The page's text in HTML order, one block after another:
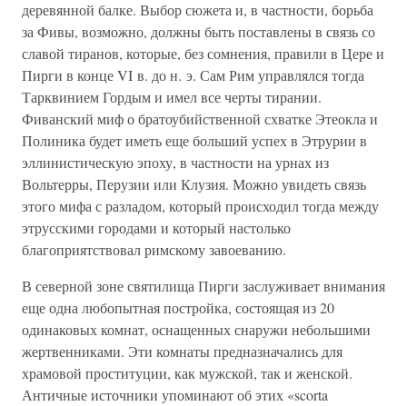
деревянной балке. Выбор сюжета и, в частности, борьба
за Фивы, возможно, должны быть поставлены в связь со
славой тиранов, которые, без сомнения, правили в Цере и
Пирги в конце VI в. до н. э. Сам Рим управлялся тогда
Тарквинием Гордым и имел все черты тирании.
Фиванский миф о братоубийственной схватке Этеокла и
Полиника будет иметь еще больший успех в Этрурии в
эллинистическую эпоху, в частности на урнах из
Вольтерры, Перузии или Клузия. Можно увидеть связь
этого мифа с разладом, который происходил тогда между
этрусскими городами и который настолько
благоприятствовал римскому завоеванию.
В северной зоне святилища Пирги заслуживает внимания
еще одна любопытная постройка, состоящая из 20
одинаковых комнат, оснащенных снаружи небольшими
жертвенниками. Эти комнаты предназначались для
храмовой проституции, как мужской, так и женской.
Античные источники упоминают об этих «scorta